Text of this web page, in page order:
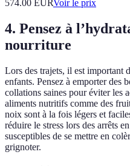
574.00 EURVoir le prix
4. Pensez à
nourriture
Lors des trajets, il est important
enfants. Pensez à emporter des
collations saines pour éviter les
aliments nutritifs comme des
noix sont à la fois légers et
réduire le stress lors des arrêts
susceptibles de se mettre en
grignoter.